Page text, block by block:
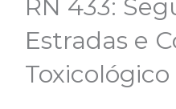
RN 433:
Estradas e
Toxicológico